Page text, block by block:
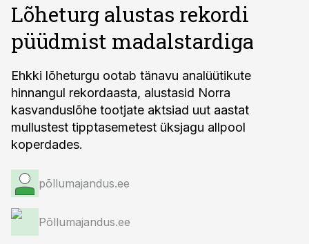
Lõheturg alustas rekordi
püüdmist madalstardiga
Ehkki lõheturgu ootab tänavu analüütikute
hinnangul rekordaasta, alustasid Norra
kasvanduslõhe tootjate aktsiad uut aastat
mullustest tipptasemetest üksjagu allpool
koperdades.
põllumajandus.ee
Põllumajandus.ee